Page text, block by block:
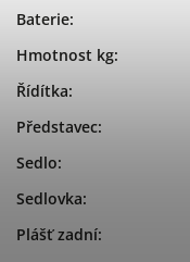
Baterie:
Hmotnost kg:
Řídítka:
Představec:
Sedlo:
Sedlovka:
Plášť zadní: